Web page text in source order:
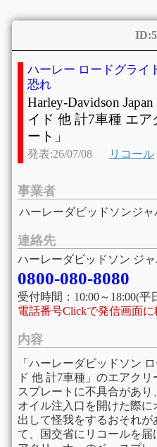
ハーレー ロードグライ
恐れ
Harley-Davidson
イド 他 計7車種 エ
ート」
発表:26/07/08 リコール
事業者
ハーレーダビッドソンジ
連絡先
ハーレーダビッドソン ジ
0800-080-8080
受付時間：10:00～18:00(平
電話番号Clickで発信画面
内容
「ハーレーダビッドソン
ド 他 計7車種」のエアクリ
スプレートに不具合があり
オイル注入口を開けた際に
出して怪我をするおそれが
て、国交省にリコールを届